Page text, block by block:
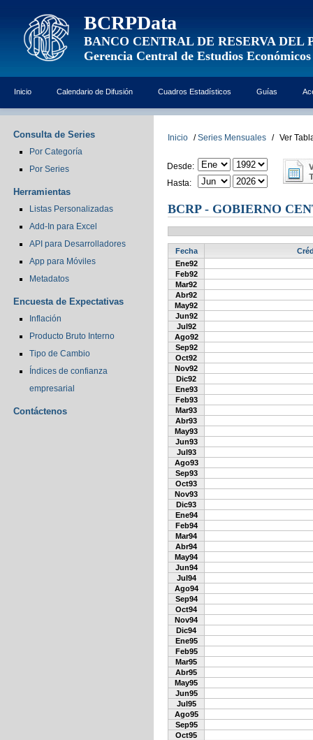
BCRPData
BANCO CENTRAL DE RESERVA DEL
Gerencia Central de Estudios Económicos
Inicio Calendario de Difusión Cuadros Estadísticos Guías
Consulta de Series
Por Categoría
Por Series
Herramientas
Listas Personalizadas
Add-In para Excel
API para Desarrolladores
App para Móviles
Metadatos
Encuesta de Expectativas
Inflación
Producto Bruto Interno
Tipo de Cambio
Índices de confianza
empresarial
Contáctenos
Inicio / Series Mensuales / Ver
Desde:
Hasta:
BCRP - GOBIERNO
Fecha
Ene92
Feb92
Mar92
Abr92
May92
Jun92
Jul92
Ago92
Sep92
Oct92
Nov92
Dic92
Ene93
Feb93
Mar93
Abr93
May93
Jun93
Jul93
Ago93
Sep93
Oct93
Nov93
Dic93
Ene94
Feb94
Mar94
Abr94
May94
Jun94
Jul94
Ago94
Sep94
Oct94
Nov94
Dic94
Ene95
Feb95
Mar95
Abr95
May95
Jun95
Jul95
Ago95
Sep95
Oct95